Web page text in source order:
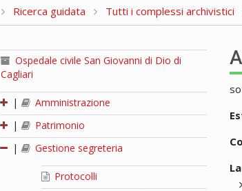
Ricerca guidata Tutti i complessi archivistici
Ospedale civile San Giovanni di Dio di
Cagliari
|
Amministrazione
|
Patrimonio
|
Gestione segreteria
Protocolli